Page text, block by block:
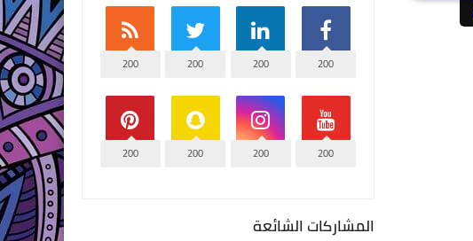
200
200
200
200
200
200
200
200
المشاركات الشائعة